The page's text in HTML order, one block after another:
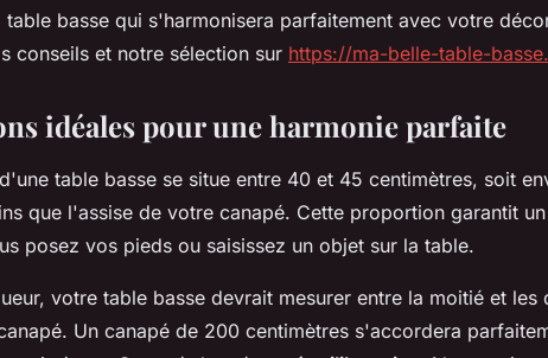
basse qui s'harmonisera parfaitement avec votre
conseils et notre sélection sur https://ma-belle-table-
idéales pour une harmonie parfaite
d'une table basse se situe entre 40 et 45 centimètres, soit
que l'assise de votre canapé. Cette proportion garantit
posez vos pieds ou saisissez un objet sur la table.
votre table basse devrait mesurer entre la moitié et les
Un canapé de 200 centimètres s'accordera